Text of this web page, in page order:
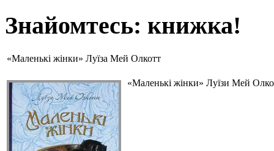
Знайомтесь: книжка!
«Маленькі жінки» Луїза Мей Олкотт
«Маленькі жінки» Луїзи Мей